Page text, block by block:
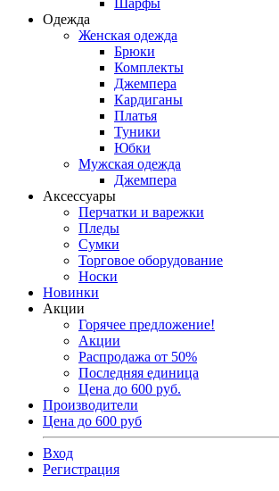
Шарфы
Одежда
Женская одежда
Брюки
Комплекты
Джемпера
Кардиганы
Платья
Туники
Юбки
Мужская одежда
Джемпера
Аксессуары
Перчатки и варежки
Пледы
Сумки
Торговое оборудование
Носки
Новинки
Акции
Горячее предложение!
Акции
Распродажа от 50%
Последняя единица
Цена до 600 руб.
Производители
Цена до 600 руб
Вход
Регистрация